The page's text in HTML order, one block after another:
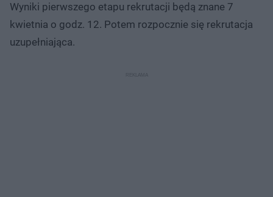
Wyniki pierwszego etapu rekrutacji będą znane 7
kwietnia o godz. 12. Potem rozpocznie się rekrutacja
uzupełniająca.